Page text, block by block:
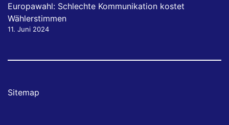
Europawahl: Schlechte Kommunikation kostet
Wählerstimmen
11. Juni 2024
Sitemap